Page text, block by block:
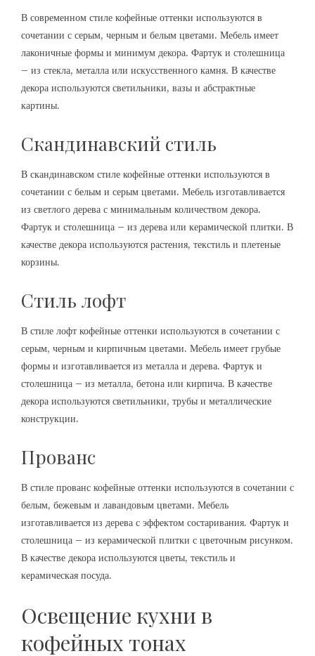
В современном стиле кофейные оттенки используются в
сочетании с серым, черным и белым цветами. Мебель имеет
лаконичные формы и минимум декора. Фартук и столешница
– из стекла, металла или искусственного камня. В качестве
декора используются светильники, вазы и абстрактные
картины.
Скандинавский стиль
В скандинавском стиле кофейные оттенки используются в
сочетании с белым и серым цветами. Мебель изготавливается
из светлого дерева с минимальным количеством декора.
Фартук и столешница – из дерева или керамической плитки. В
качестве декора используются растения, текстиль и плетеные
корзины.
Стиль лофт
В стиле лофт кофейные оттенки используются в сочетании с
серым, черным и кирпичным цветами. Мебель имеет грубые
формы и изготавливается из металла и дерева. Фартук и
столешница – из металла, бетона или кирпича. В качестве
декора используются светильники, трубы и металлические
конструкции.
Прованс
В стиле прованс кофейные оттенки используются в сочетании с
белым, бежевым и лавандовым цветами. Мебель
изготавливается из дерева с эффектом состаривания. Фартук и
столешница – из керамической плитки с цветочным рисунком.
В качестве декора используются цветы, текстиль и
керамическая посуда.
Освещение кухни в
кофейных тонах